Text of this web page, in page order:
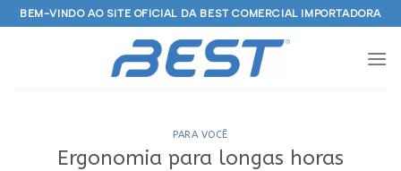
Skip
to
BEM-VINDO AO SITE OFICIAL DA BEST COMERCIAL IMPORTADORA
PARA VOCÊ
Ergonomia para longas horas